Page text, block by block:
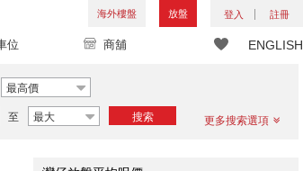
海外樓盤 放盤 登入 註冊
ENGLISH
位 商舖
最高價
至 最大 搜索 更多搜索選項